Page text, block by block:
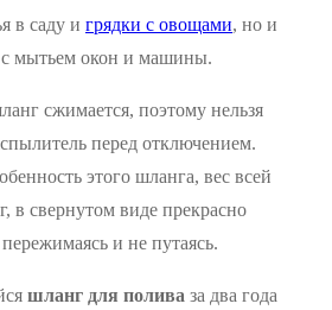
в саду и грядки с овощами, но и
с мытьем окон и машины.
сжимается, поэтому нельзя
перед отключением.
этого шланга, вес всей
в свернутом виде прекрасно
и не путаясь.
шланг для полива за два года